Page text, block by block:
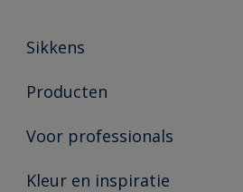
Sikkens
Over Sikkens
Duurzaamheid
Producten
Producten voor binnen
Vind je verkooppunt
Voor professionals
Sikkens Partners 🔗
Kleur en inspiratie